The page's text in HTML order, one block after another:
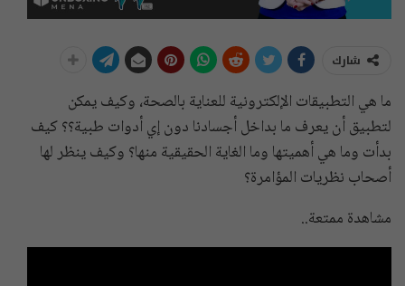
شارك
ما هي التطبيقات الإلكترونية للعناية بالصحة، وكيف يمكن
لتطبيق أن يعرف ما بداخل أجسادنا دون إي أدوات طبية؟؟ كيف
بدأت وما هي أهميتها وما الغاية الحقيقية منها؟ وكيف ينظر لها
أصحاب نظريات المؤامرة؟
مشاهدة ممتعة..